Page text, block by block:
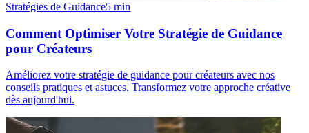
Stratégies de Guidance5 min
Comment Optimiser Votre Stratégie de Guidance
pour Créateurs
Améliorez votre stratégie de guidance pour créateurs avec nos
conseils pratiques et astuces. Transformez votre approche créative
dès aujourd'hui.